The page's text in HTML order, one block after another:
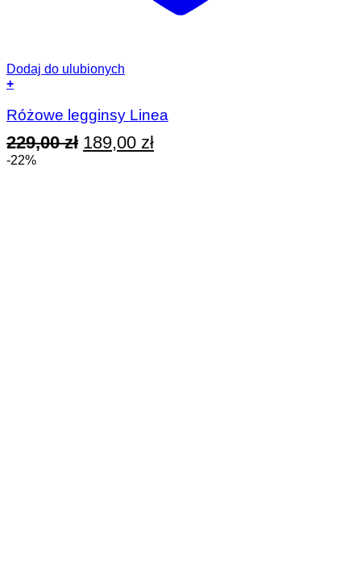
Dodaj do ulubionych
+
produkt
ma
wiele
wariantów.
Różowe legginsy Linea
229,00zł Pierwotna
189,00 złAktualna
-22%